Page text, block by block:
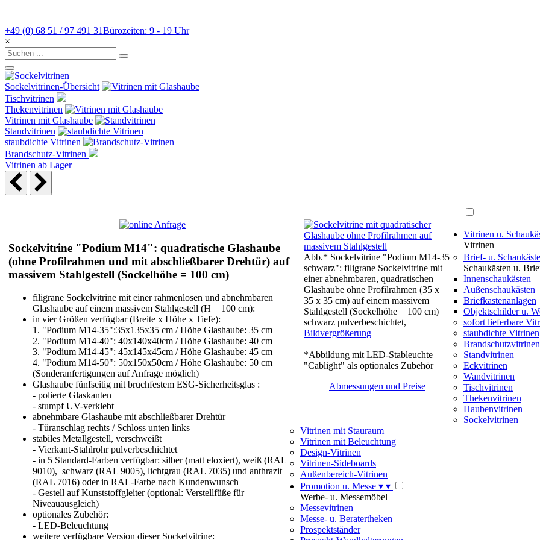
+49 (0) 68 51 / 97 491 31Bürozeiten: 9 - 19 Uhr
×
Sockelvitrinen-Übersicht
Tischvitrinen
Thekenvitrinen
Vitrinen mit Glashaube
Standvitrinen
staubdichte Vitrinen
Brandschutz-Vitrinen
Vitrinen ab Lager
Sockelvitrine "Podium M14": quadratische Glashaube
(ohne Profilrahmen und mit abschließbarer Drehtür) auf
massivem Stahlgestell (Sockelhöhe = 100 cm)
filigrane Sockelvitrine mit einer rahmenlosen und abnehmbaren
Glashaube auf einem massivem Stahlgestell (H = 100 cm):
in vier Größen verfügbar (Breite x Höhe x Tiefe):
1. "Podium M14-35":35x135x35 cm / Höhe Glashaube: 35 cm
2. "Podium M14-40": 40x140x40cm / Höhe Glashaube: 40 cm
3. "Podium M14-45": 45x145x45cm / Höhe Glashaube: 45 cm
4. "Podium M14-50": 50x150x50cm / Höhe Glashaube: 50 cm
(Sonderanfertigungen auf Anfrage möglich)
Glashaube fünfseitig mit bruchfestem ESG-Sicherheitsglas :
- polierte Glaskanten
- stumpf UV-verklebt
abnehmbare Glashaube mit abschließbarer Drehtür
- Türanschlag rechts / Schloss unten links
stabiles Metallgestell, verschweißt
- Vierkant-Stahlrohr pulverbeschichtet
- in 5 Standard-Farben verfügbar: silber (matt eloxiert), weiß (RAL
9010), schwarz (RAL 9005), lichtgrau (RAL 7035) und anthrazit
(RAL 7016) oder in RAL-Farbe nach Kundenwunsch
- Gestell auf Kunststoffgleiter (optional: Verstellfüße für
Niveauausgleich)
optionales Zubehör:
- LED-Beleuchtung
weitere verfügbare Version dieser Sockelvitrine:
Abb.* Sockelvitrine "Podium M14-35
schwarz": filigrane Sockelvitrine mit
einer abnehmbaren, quadratischen
Glashaube ohne Profilrahmen (35 x
35 x 35 cm) auf einem massivem
Stahlgestell (Sockelhöhe = 100 cm)
schwarz pulverbeschichtet,
Bildvergrößerung
*Abbildung mit LED-Stableuchte
"Cablight" als optionales Zubehör
Abmessungen und Preise
Vitrinen u.
Vitrinen
Brief- u.
Schaukästen u.
Innenschaukästen
Außenschaukästen
Briefkastenanlagen
Objektschilder u.
sofort lieferbare
staubdichte Vitrinen
Brandschutzvitrinen
Standvitrinen
Eckvitrinen
Wandvitrinen
Tischvitrinen
Thekenvitrinen
Haubenvitrinen
Sockelvitrinen
Vitrinen mit Stauraum
Vitrinen mit Beleuchtung
Design-Vitrinen
Vitrinen-Sideboards
Außenbereich-Vitrinen
Promotion u. Messe ▾ ▾
Werbe- u. Messemöbel
Messevitrinen
Messe- u. Beratertheken
Prospektständer